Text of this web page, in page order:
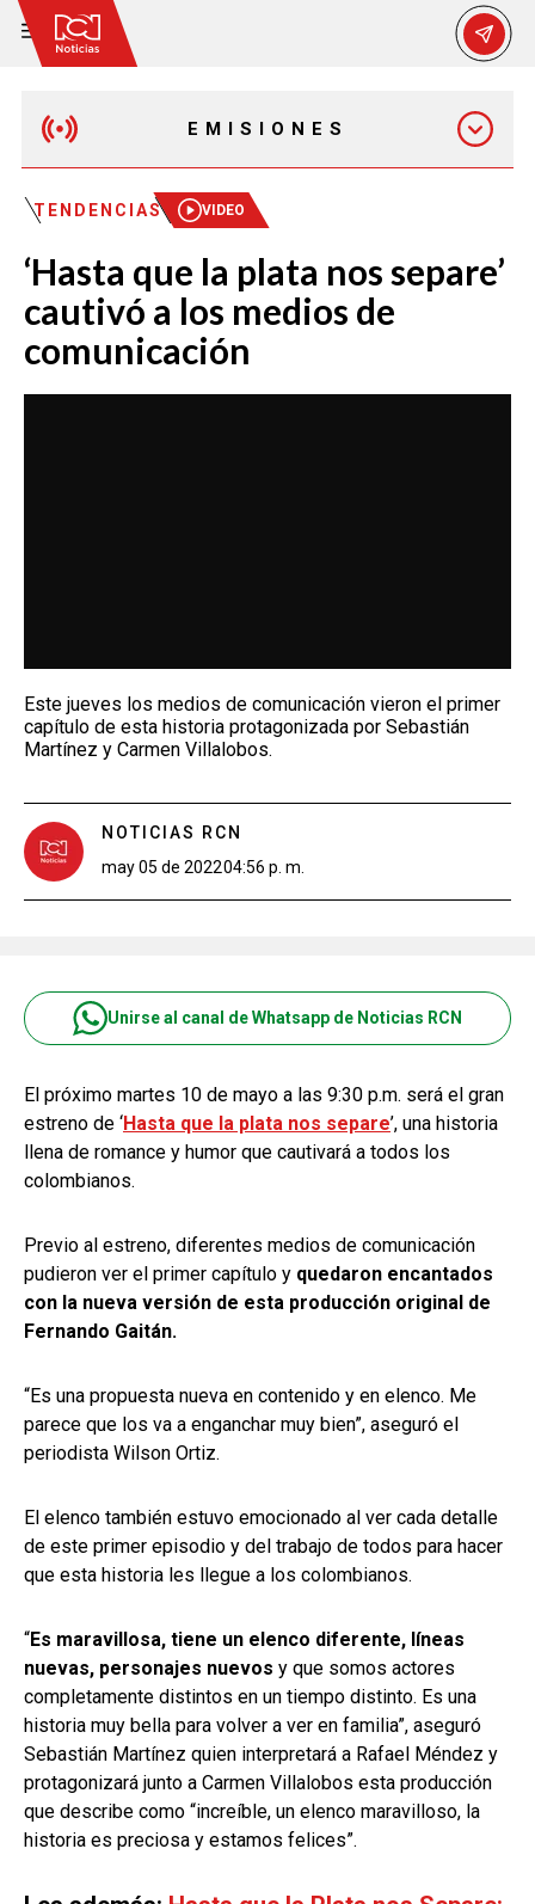
EMISIONES
EMISIÓN 12:30 PM
EMISIÓN 7:00 PM
TENDENCIAS VIDEO
‘Hasta que la plata nos separe’
cautivó a los medios de
comunicación
Este jueves los medios de comunicación vieron el primer
capítulo de esta historia protagonizada por Sebastián
Martínez y Carmen Villalobos.
NOTICIAS RCN
may 05 de 202204:56 p. m.
Unirse al canal de Whatsapp de Noticias RCN
El próximo martes 10 de mayo a las 9:30 p.m. será el gran
estreno de ‘Hasta que la plata nos separe’, una historia
llena de romance y humor que cautivará a todos los
colombianos.
Previo al estreno, diferentes medios de comunicación
pudieron ver el primer capítulo y quedaron encantados
con la nueva versión de esta producción original de
Fernando Gaitán.
“Es una propuesta nueva en contenido y en elenco. Me
parece que los va a enganchar muy bien”, aseguró el
periodista Wilson Ortiz.
El elenco también estuvo emocionado al ver cada detalle
de este primer episodio y del trabajo de todos para hacer
que esta historia les llegue a los colombianos.
“Es maravillosa, tiene un elenco diferente, líneas
nuevas, personajes nuevos y que somos actores
completamente distintos en un tiempo distinto. Es una
historia muy bella para volver a ver en familia”, aseguró
Sebastián Martínez quien interpretará a Rafael Méndez y
protagonizará junto a Carmen Villalobos esta producción
que describe como “increíble, un elenco maravilloso, la
historia es preciosa y estamos felices”.